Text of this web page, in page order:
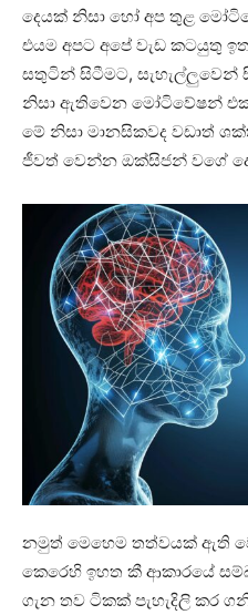
දෙයක් නිසා හෝ අප තුළ
එයම අපට අපේ වැඩ කටයුතු
සතුටින් සිටීමට, සැහැල්ලුවෙන්
නිසා ඇතිවෙන මෝටිවේෂන් එක
මේ නිසා මානසිකවද වඩාත්
ජීවත් වෙන්න ඔක්සිජන් වගේ
නමුත් මෙහෙම තත්වයක් ඇති
කෙරෙහි ඉහත කී ආකාරයේ
ගැන තව ටිකක් පැහැදිලි කර